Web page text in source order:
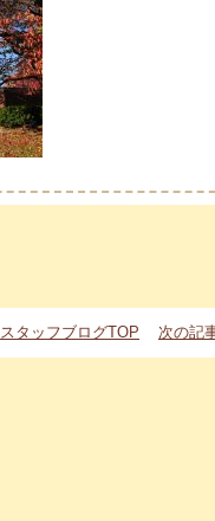
スタッフブログTOP 次の記